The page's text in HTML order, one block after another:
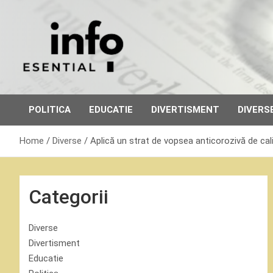
POLITICA EDUCATIE DIVERTISMENT
Home Diverse Aplică un strat de vopsea anticorozivă de
Categorii
Diverse
Divertisment
Educatie